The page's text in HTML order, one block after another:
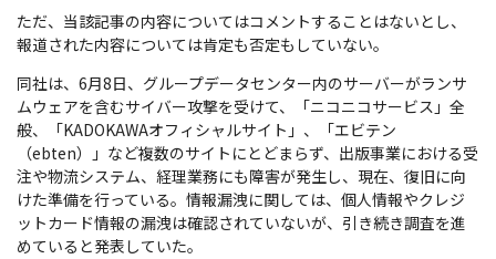
ただ、当該記事の内容についてはコメントすることはないとし、
報道された内容については肯定も否定もしていない。
同社は、6月8日、グループデータセンター内のサーバーがランサ
ムウェアを含むサイバー攻撃を受けて、「ニコニコサービス」全
般、「KADOKAWAオフィシャルサイト」、「エビテン
（ebten）」など複数のサイトにとどまらず、出版事業における受
注や物流システム、経理業務にも障害が発生し、現在、復旧に向
けた準備を行っている。情報漏洩に関しては、個人情報やクレジ
ットカード情報の漏洩は確認されていないが、引き続き調査を進
めていると発表していた。